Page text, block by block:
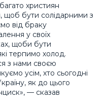
багато християн
бути солідарними з
від браку
у своїх
щоби бути
терпимо холод.
з нами своєю
усім, хто сьогодні
як до цього
— сказав